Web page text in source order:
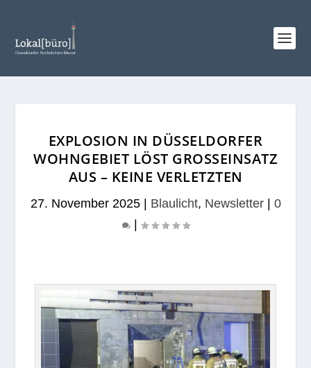
EXPLOSION IN DÜSSELDORFER
WOHNGEBIET LÖST GROSSEINSATZ A
US – KEINE VERLETZTEN
27. November 2025| Blaulicht, Newsletter| 0
|